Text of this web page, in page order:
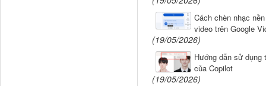
Cách chèn nhạc
video trên Google
(19/05/2026)
Hướng dẫn sử dụng
của Copilot
(19/05/2026)